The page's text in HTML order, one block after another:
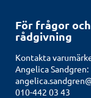
För frågor och
rådgivning
Kontakta
Angelica Sandgren:
010-442 03 43